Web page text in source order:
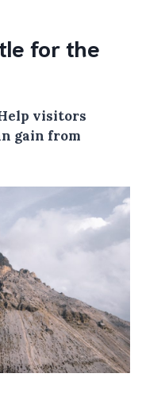
for the
visitors
gain from